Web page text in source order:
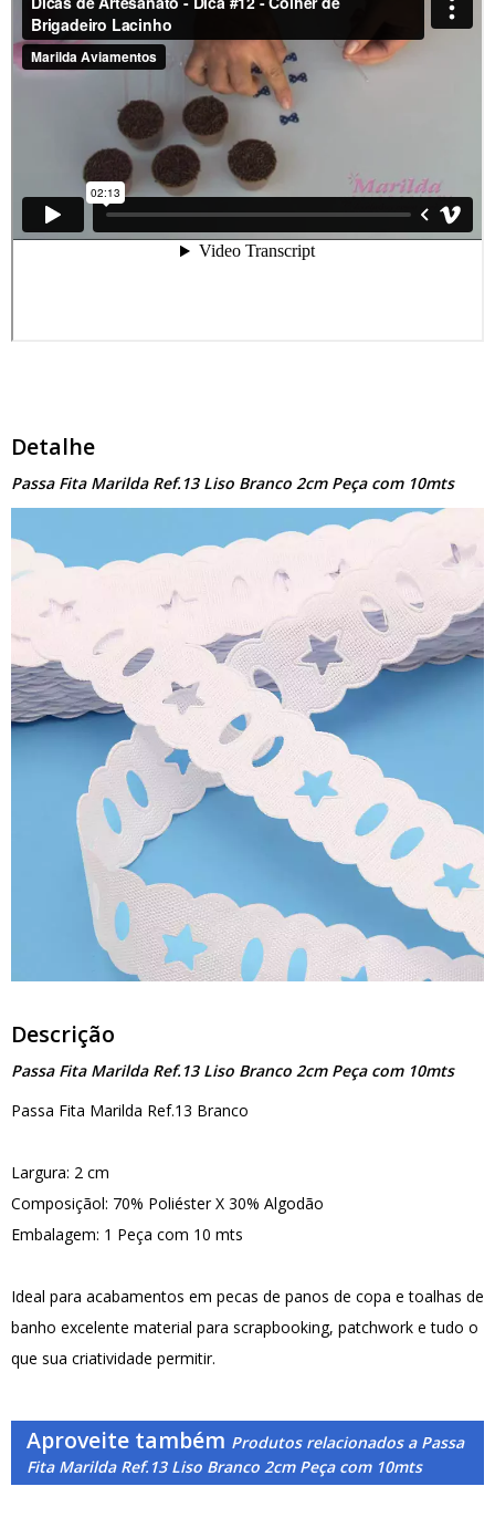
Detalhe
Passa Fita Marilda Ref.13 Liso Branco 2cm Peça com 10mts
Descrição
Passa Fita Marilda Ref.13 Liso Branco 2cm Peça com 10mts
Passa Fita Marilda Ref.13 Branco
Largura: 2 cm
Composiçãol: 70% Poliéster X 30% Algodão
Embalagem: 1 Peça com 10 mts
Ideal para acabamentos em pecas de panos de copa e toalhas de
banho excelente material para scrapbooking, patchwork e tudo o
que sua criatividade permitir.
Aproveite também Produtos relacionados a Passa
Fita Marilda Ref.13 Liso Branco 2cm Peça com 10mts